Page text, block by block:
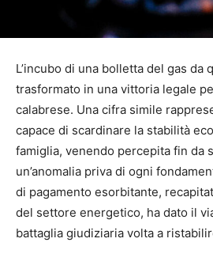
L’incubo di una bolletta del gas da
trasformato in una vittoria legale
calabrese. Una cifra simile
capace di scardinare la stabilità
famiglia, venendo percepita fin da
un’anomalia priva di ogni
di pagamento esorbitante,
del settore energetico, ha dato il
battaglia giudiziaria volta a